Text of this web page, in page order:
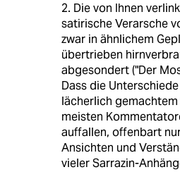
2. Die von Ihnen
satirische Verarsche
zwar in ähnlichem
übertrieben
abgesondert ("Der
Dass die
lächerlich gemachtem
meisten
auffallen, offenbart
Ansichten und
vieler Sarrazin-